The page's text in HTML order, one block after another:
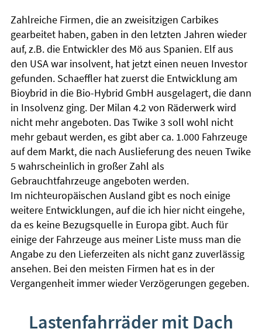
Zahlreiche Firmen, die an zweisitzigen Carbikes
gearbeitet haben, gaben in den letzten Jahren wieder
auf, z.B. die Entwickler des Mö aus Spanien. Elf aus
den USA war insolvent, hat jetzt einen neuen Investor
gefunden. Schaeffler hat zuerst die Entwicklung am
Bioybrid in die Bio-Hybrid GmbH ausgelagert, die dann
in Insolvenz ging. Der Milan 4.2 von Räderwerk wird
nicht mehr angeboten. Das Twike 3 soll wohl nicht
mehr gebaut werden, es gibt aber ca. 1.000 Fahrzeuge
auf dem Markt, die nach Auslieferung des neuen Twike
5 wahrscheinlich in großer Zahl als
Gebrauchtfahrzeuge angeboten werden.
Im nichteuropäischen Ausland gibt es noch einige
weitere Entwicklungen, auf die ich hier nicht eingehe,
da es keine Bezugsquelle in Europa gibt. Auch für
einige der Fahrzeuge aus meiner Liste muss man die
Angabe zu den Lieferzeiten als nicht ganz zuverlässig
ansehen. Bei den meisten Firmen hat es in der
Vergangenheit immer wieder Verzögerungen gegeben.
Lastenfahrräder mit Dach